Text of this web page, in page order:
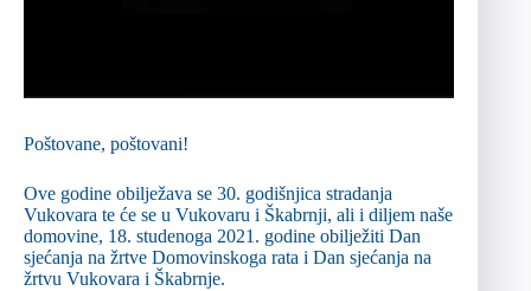
Poštovane, poštovani!
Ove godine obilježava se 30. godišnjica stradanja
Vukovara te će se u Vukovaru i Škabrnji, ali i diljem naše
domovine, 18. studenoga 2021. godine obilježiti Dan
sjećanja na žrtve Domovinskoga rata i Dan sjećanja na
žrtvu Vukovara i Škabrnje.